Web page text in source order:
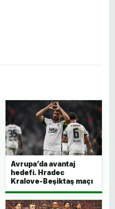
Avrupa’da avantaj
hedefi. Hradec
Kralove-Beşiktaş maçı